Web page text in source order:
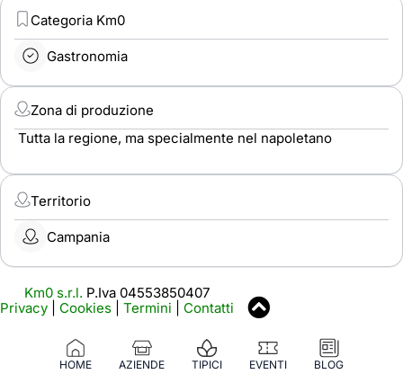
HOME AZIENDE TIPICI EVENTI BLOG
Categoria Km0
Gastronomia
Zona di produzione
Tutta la regione, ma specialmente nel napoletano
Territorio
Campania
Km0 s.r.l. P.Iva 04553850407
Privacy
Cookies Termini Contatti